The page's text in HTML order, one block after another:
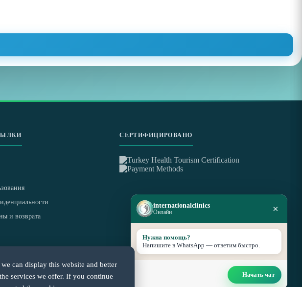
internationalclinics
Онлайн ×
Нужна помощь?
Напишите в WhatsApp — ответим быстро.
Начать чат
и возврата
СЕРТИФИЦИРОВАНО
can display this website and better
services we offer. If you continue